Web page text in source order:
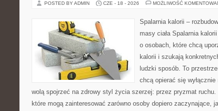
POSTED BY ADMIN CZE - 18 - 2026 MOŻLIWOŚĆ
Spalarnia kalorii –
masy ciała Spalarnia
o osobach, które chcą
kalorii i szukają
ludzki sposób. To
chcą opierać się
wolą spojrzeć na zdrowy styl życia szerzej: przez pryzmat
które mogą zainteresować zarówno osoby dopiero